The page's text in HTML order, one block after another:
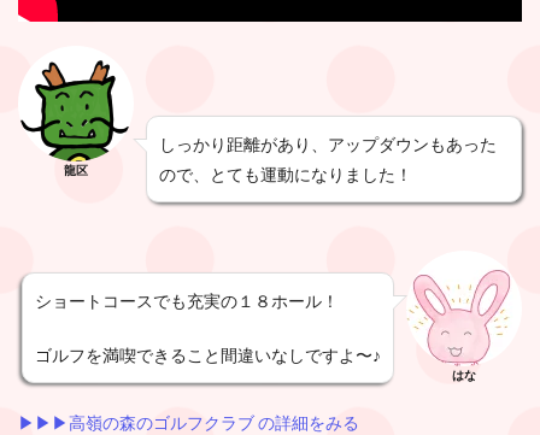
龍区
しっかり距離があり、アップダウンもあった
ので、とても運動になりました！
ショートコースでも充実の１８ホール！
ゴルフを満喫できること間違いなしですよ〜♪
はな
▶︎▶︎▶︎高嶺の森のゴルフクラブ の詳細をみる